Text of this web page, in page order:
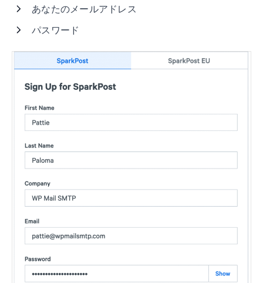
あなたのメールアドレス
パスワード